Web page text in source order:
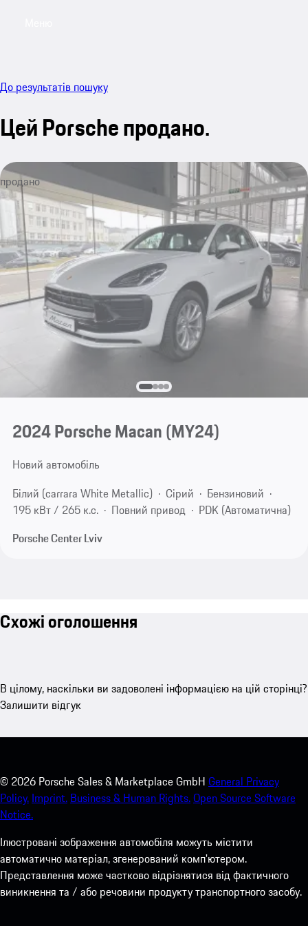
До результатів пошуку
Цей Porsche продано.
продано
2024 Porsche Macan (MY24)
Новий автомобіль
Білий (carrara White Metallic)
Сірий
Бензиновий
195 кВт / 265 к.с.
Повний привод
PDK (Автоматична)
Porsche Center Lviv
Схожі оголошення
В цілому, наскільки ви задоволені інформацією на цій сторінці?
Залишити відгук
© 2026 Porsche Sales & Marketplace GmbH General Privacy
Policy. Imprint. Business & Human Rights.Open Source Software
Notice.
Ілюстровані зображення автомобіля можуть містити
автоматично матеріал, згенерований комп'ютером.
Представлення може частково відрізнятися від фактичного
виникнення та / або речовини продукту транспортного засобу.